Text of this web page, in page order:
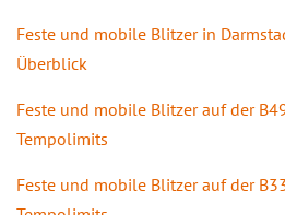
Feste und mobile Blitzer in
Überblick
Feste und mobile Blitzer auf der
Tempolimits
Feste und mobile Blitzer auf der